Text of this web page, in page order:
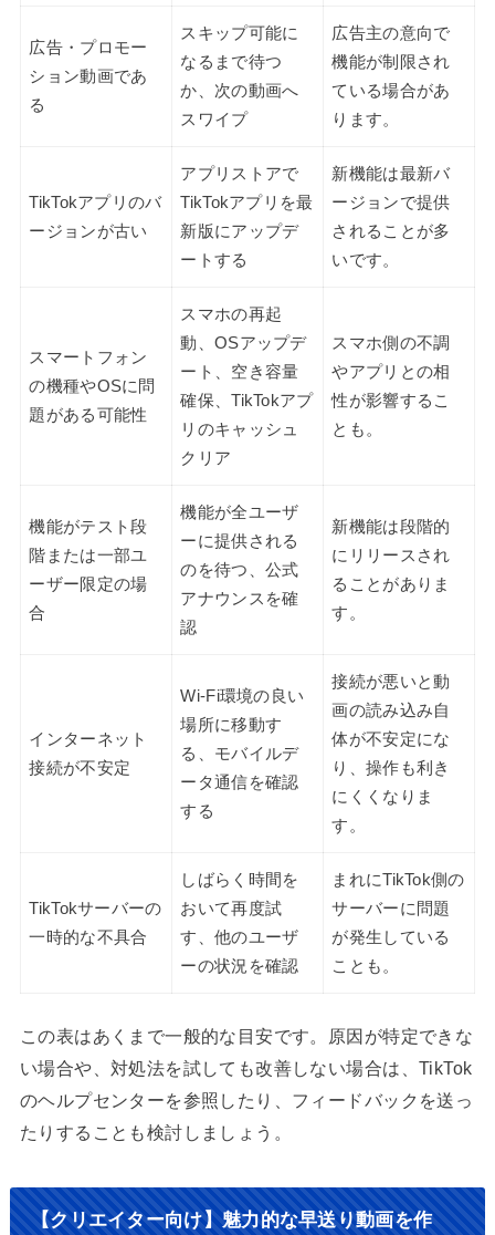
広告・プロモー
ション動画であ
る
スキップ可能に
なるまで待つ
か、次の動画へ
スワイプ
広告主の意向で
機能が制限され
ている場合があ
ります。
TikTokアプリのバ
ージョンが古い
アプリストアで
TikTokアプリを最
新版にアップデ
ートする
新機能は最新バ
ージョンで提供
されることが多
いです。
スマートフォン
の機種やOSに問
題がある可能性
スマホの再起
動、OSアップデ
ート、空き容量
確保、TikTokアプ
リのキャッシュ
クリア
スマホ側の不調
やアプリとの相
性が影響するこ
とも。
機能がテスト段
階または一部ユ
ーザー限定の場
合
機能が全ユーザ
ーに提供される
のを待つ、公式
アナウンスを確
認
新機能は段階的
にリリースされ
ることがありま
す。
インターネット
接続が不安定
Wi-Fi環境の良い
場所に移動す
る、モバイルデ
ータ通信を確認
する
接続が悪いと動
画の読み込み自
体が不安定にな
り、操作も利き
にくくなりま
す。
TikTokサーバーの
一時的な不具合
しばらく時間を
おいて再度試
す、他のユーザ
ーの状況を確認
まれにTikTok側の
サーバーに問題
が発生している
ことも。
この表はあくまで一般的な目安です。原因が特定できな
い場合や、対処法を試しても改善しない場合は、TikTok
のヘルプセンターを参照したり、フィードバックを送っ
たりすることも検討しましょう。
【クリエイター向け】魅力的な早送り動画を作